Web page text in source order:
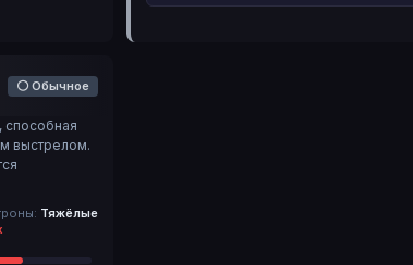
⚪ Обычное
способная
выстрелом.
Тяжёлые